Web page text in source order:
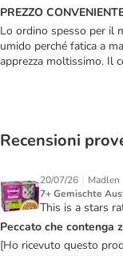
PREZZO
Lo ordino spesso per il
umido perché fatica a
apprezza moltissimo. Il
Recensioni
20/07/26 | Madlen
7+ Gemischte
This is a stars
Peccato che contenga
[Ho ricevuto questo